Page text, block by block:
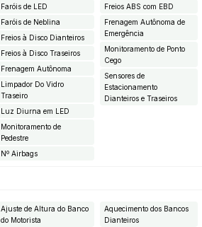
Faróis de LED
Faróis de Neblina
Freios à Disco Dianteiros
Freios à Disco Traseiros
Frenagem Autônoma
Limpador Do Vidro
Traseiro
Luz Diurna em LED
Monitoramento de
Pedestre
Nº Airbags
Freios ABS com EBD
Frenagem Autônoma de
Emergência
Monitoramento de Ponto
Cego
Sensores de
Estacionamento
Dianteiros e Traseiros
Ajuste de Altura do Banco
do Motorista
Aquecimento dos Bancos
Dianteiros